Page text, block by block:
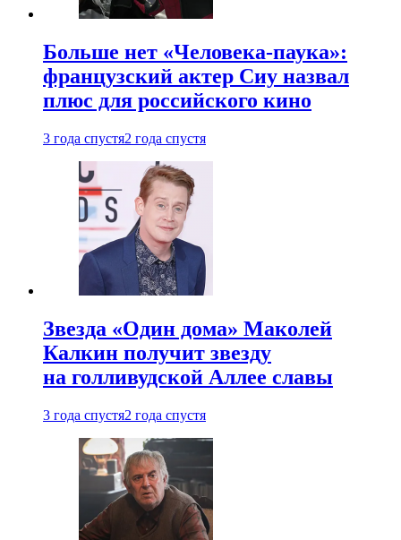
Больше нет «Человека-паука»:
французский актер Сиу назвал
плюс для российского кино
3 года спустя2 года спустя
Звезда «Один дома» Маколей
Калкин получит звезду
на голливудской Аллее славы
3 года спустя2 года спустя